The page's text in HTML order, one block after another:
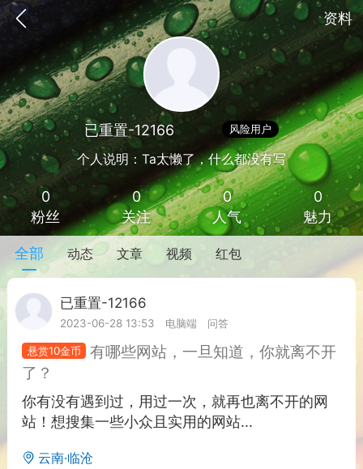
资料
手机 系统
问答
已重置-12166 Lv 1 风险用户
个人说明：Ta太懒了，什么都没有写
0
粉丝
0
关注
0
人气
0
魅力
全部 动态 文章 视频 红包
已重置-12166
2023-06-28 13:53
电脑端 问答
悬赏10金币
有哪些网站，一旦知道，你就离不开
了？
你有没有遇到过，用过一次，就再也离不开的网
站！想搜集一些小众且实用的网站...
云南·临沧